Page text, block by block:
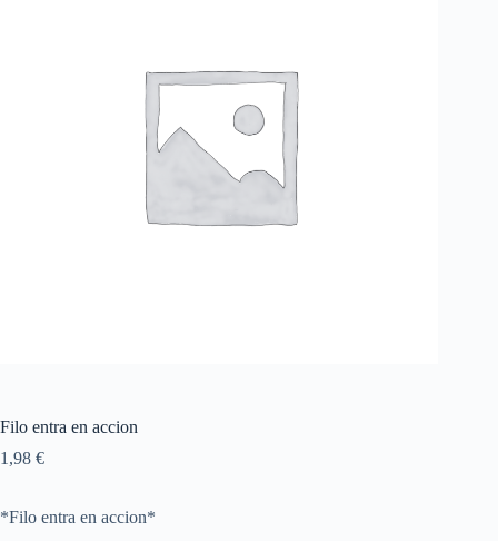
Filo entra en accion
1,98 €
*Filo entra en accion*